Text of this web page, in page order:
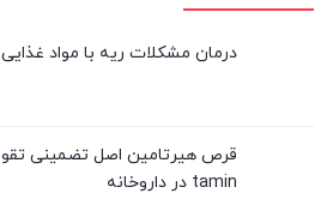
درمان مشکلات ریه با مواد غذایی
tamin در داروخانه